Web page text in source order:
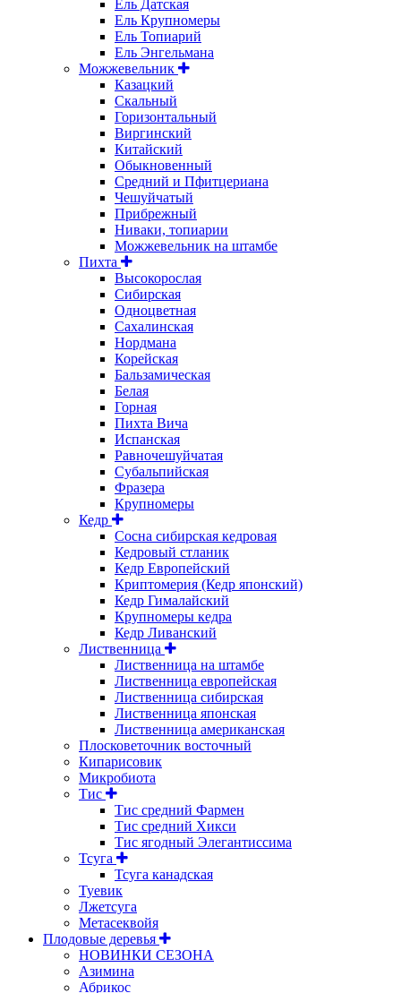
Ель Датская
Ель Крупномеры
Ель Топиарий
Ель Энгельмана
Можжевельник
Казацкий
Скальный
Горизонтальный
Виргинский
Китайский
Обыкновенный
Средний и Пфитцериана
Чешуйчатый
Прибрежный
Ниваки, топиарии
Можжевельник на штамбе
Пихта
Высокорослая
Сибирская
Одноцветная
Сахалинская
Нордмана
Корейская
Бальзамическая
Белая
Горная
Пихта Вича
Испанская
Равночешуйчатая
Субальпийская
Фразера
Крупномеры
Кедр
Сосна сибирская кедровая
Кедровый стланик
Кедр Европейский
Криптомерия (Кедр японский)
Кедр Гималайский
Крупномеры кедра
Кедр Ливанский
Лиственница
Лиственница на штамбе
Лиственница европейская
Лиственница сибирская
Лиственница японская
Лиственница американская
Плосковеточник восточный
Кипарисовик
Микробиота
Тис
Тис средний Фармен
Тис средний Хикси
Тис ягодный Элегантиссима
Тсуга
Тсуга канадская
Туевик
Лжетсуга
Метасеквойя
Плодовые деревья
НОВИНКИ СЕЗОНА
Азимина
Абрикос